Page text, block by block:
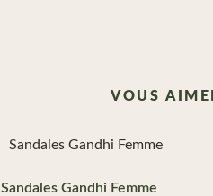
VOUS
Sandales Gandhi Femme